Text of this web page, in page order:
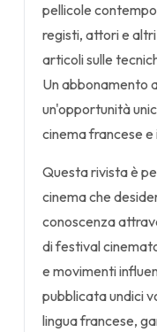
pellicole
registi, attori e
articoli sulle
Un abbonamento
un'opportunità
cinema francese
Questa rivista è
cinema che
conoscenza
di festival
e movimenti
pubblicata undici
lingua francese,